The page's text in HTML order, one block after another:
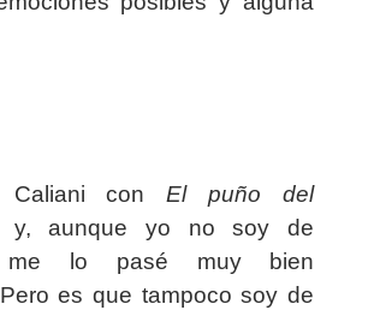
Caliani conEl puño del
aunque yo no soy de
me lo pasé muy bien
es que tampoco soy de